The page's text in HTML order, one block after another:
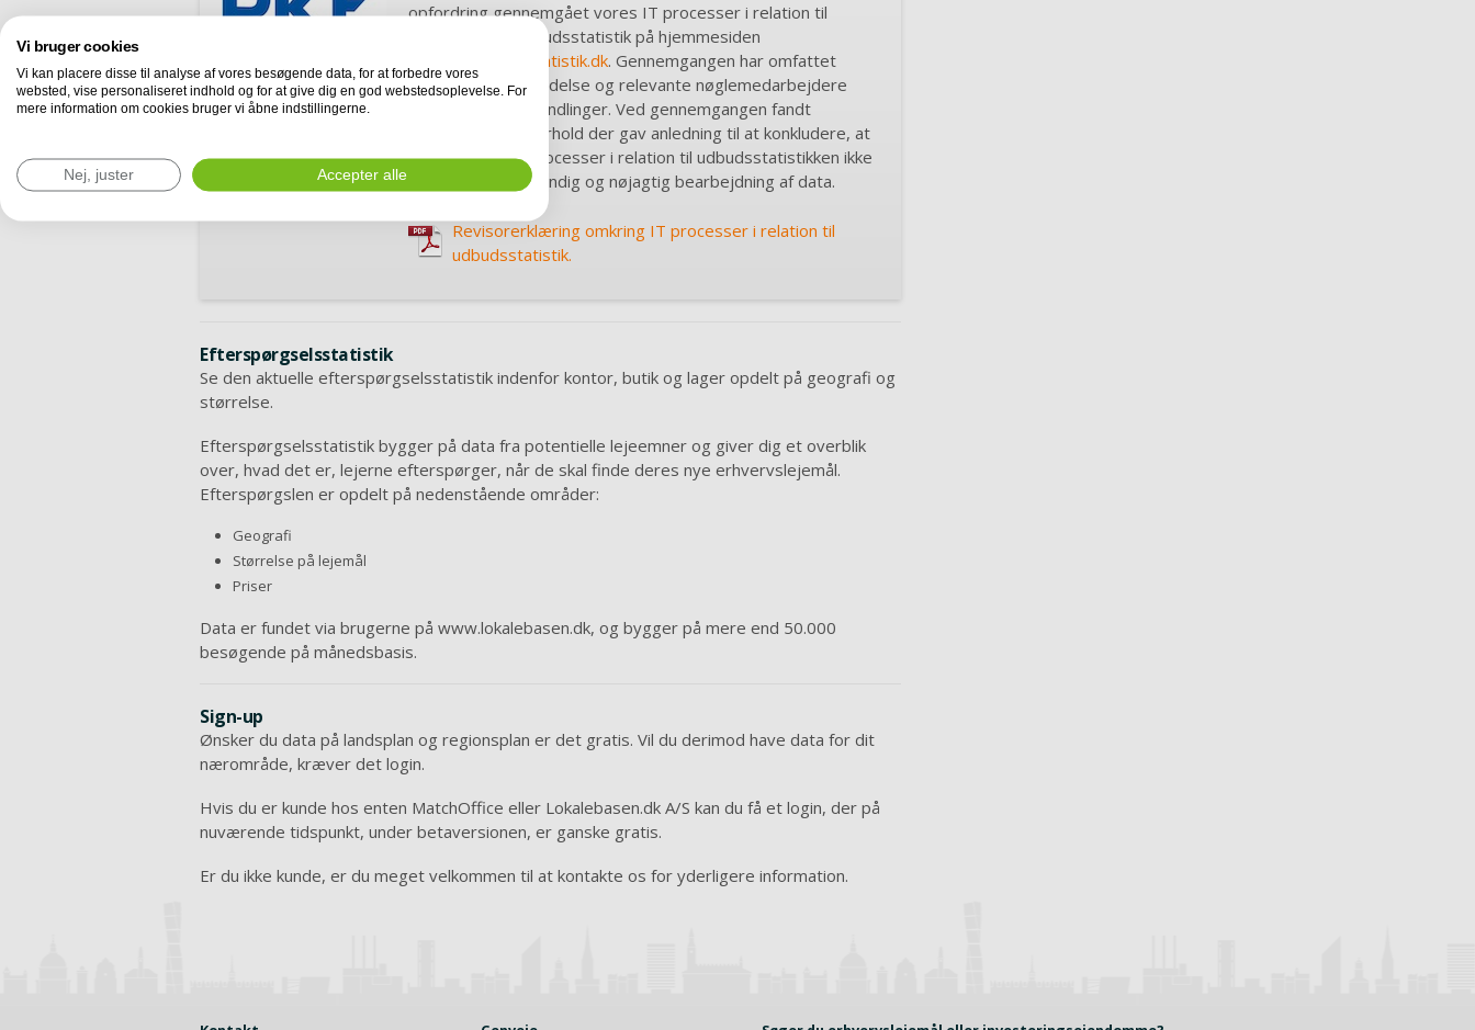
opfordring gennemgået vores IT processer i relation til
generering af udbudsstatistik på hjemmesiden
www.ejendomsstatistik.dk. Gennemgangen har omfattet
forespørgsler til ledelse og relevante nøglemedarbejdere
samt analytiske handlinger. Ved gennemgangen fandt
revisoren ingen forhold der gav anledning til at konkludere, at
de tilrettelagte processer i relation til udbudsstatistikken ikke
vil sikre en fuldstændig og nøjagtig bearbejdning af data.
Revisorerklæring omkring IT processer i relation til
udbudsstatistik.
Efterspørgselsstatistik
Se den aktuelle efterspørgselsstatistik indenfor kontor, butik og lager opdelt på geografi og
størrelse.
Efterspørgselsstatistik bygger på data fra potentielle lejeemner og giver dig et overblik
over, hvad det er, lejerne efterspørger, når de skal finde deres nye erhvervslejemål.
Efterspørgslen er opdelt på nedenstående områder:
Geografi
Størrelse på lejemål
Priser
Data er fundet via brugerne på www.lokalebasen.dk, og bygger på mere end 50.000
besøgende på månedsbasis.
Sign-up
Ønsker du data på landsplan og regionsplan er det gratis. Vil du derimod have data for dit
nærområde, kræver det login.
Hvis du er kunde hos enten MatchOffice eller Lokalebasen.dk A/S kan du få et login, der på
nuværende tidspunkt, under betaversionen, er ganske gratis.
Er du ikke kunde, er du meget velkommen til at kontakte os for yderligere information.
Vi bruger cookies
Vi kan placere disse til analyse af vores besøgende data, for at forbedre vores
websted, vise personaliseret indhold og for at give dig en god webstedsoplevelse. For
mere information om cookies bruger vi åbne indstillingerne.
Nej, juster Accepter alle